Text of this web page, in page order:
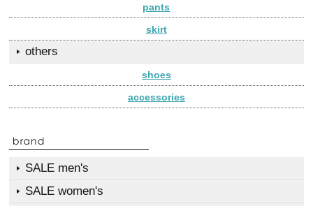
pants
skirt
others
shoes
accessories
SALE men's
SALE women's